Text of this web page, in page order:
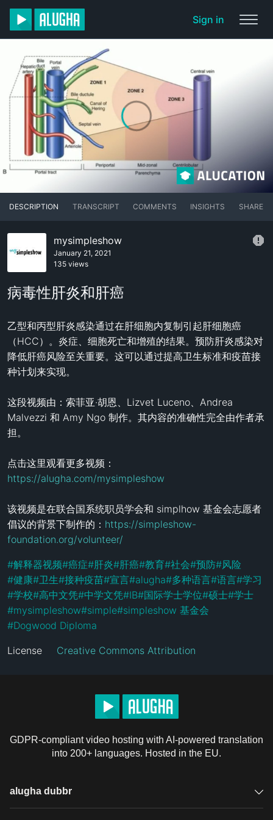
Sign in
DESCRIPTION TRANSCRIPT COMMENTS INSIGHTS SHARE
mysimpleshow
January 21, 2021
135 views
病毒性肝炎和肝癌
乙型和丙型肝炎感染通过在肝细胞内复制引起肝细胞癌
（HCC）。炎症、细胞死亡和增殖的结果。预防肝炎感染对
降低肝癌风险至关重要。这可以通过提高卫生标准和疫苗接
种计划来实现。
这段视频由：索菲亚·胡恩、Lizvet Luceno、Andrea
Malvezzi 和 Amy Ngo 制作。其内容的准确性完全由作者承
担。
点击这里观看更多视频：
https://alugha.com/mysimpleshow
该视频是在联合国系统职员学会和 simplhow 基金会志愿者
倡议的背景下制作的： https://simpleshow-
foundation.org/volunteer/
#解释器视频#癌症#肝炎#肝癌#教育#社会#预防#风险
#健康#卫生#接种疫苗#宣言#alugha#多种语言#语言#学习
#学校#高中文凭#中学文凭#IB#国际学士学位#硕士#学士
#mysimpleshow#simple#simpleshow 基金会
#Dogwood Diploma
License Creative Commons Attribution
GDPR-compliant video hosting with AI-powered translation
into 200+ languages. Hosted in the EU.
alugha dubbr